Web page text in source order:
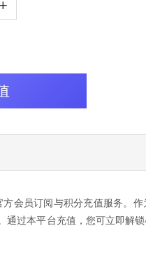
方会员订阅与积分充值服务。
过本平台充值，您可立即解